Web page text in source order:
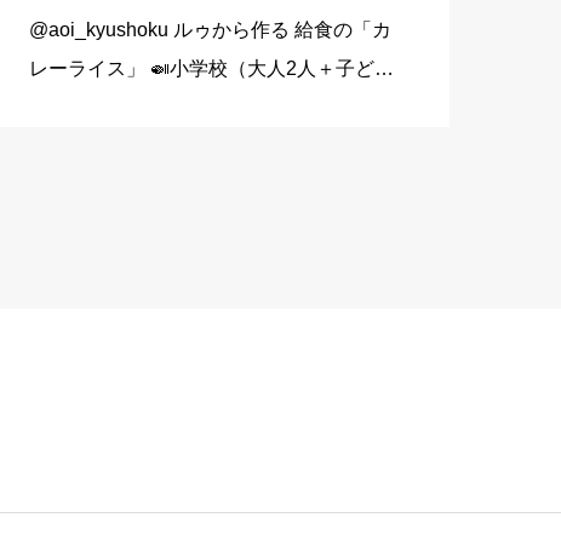
@aoi_kyushoku ルゥから作る 給食の「カ
レーライス」 🍛小学校（大人2人＋子ども